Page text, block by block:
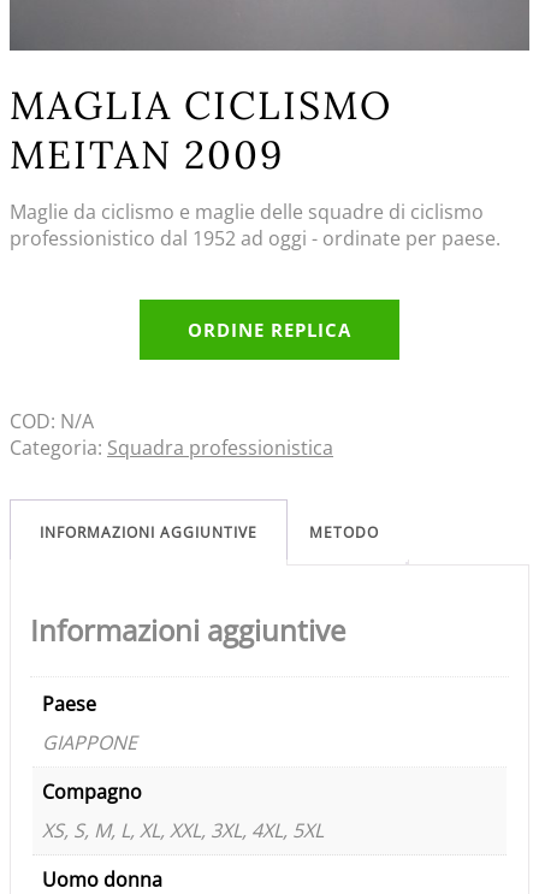
MAGLIA CICLISMO
MEITAN 2009
Maglie da ciclismo e maglie delle squadre di ciclismo
professionistico dal 1952 ad oggi - ordinate per paese.
ORDINE REPLICA
COD: N/A
Categoria: Squadra professionistica
INFORMAZIONI AGGIUNTIVE METODO
Informazioni aggiuntive
Paese
GIAPPONE
Compagno
XS, S, M, L, XL, XXL, 3XL, 4XL, 5XL
Uomo donna